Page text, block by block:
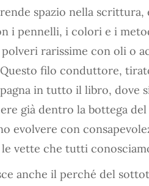
spazio nella scrittura,
i pennelli, i colori e i
rarissime con oli o
filo conduttore,
in tutto il libro, dove
già dentro la bottega
evolvere con
vette che tutti
anche il perché del